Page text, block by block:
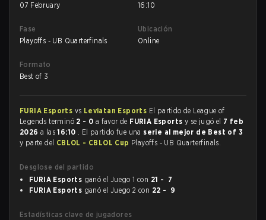
07 February
16:10
Fase
Playoffs - UB Quarterfinals
Ubicación
Online
Formato
Best of 3
FURIA Esports vs Leviatan Esports El partido de League of
Legends terminó 2 - 0 a favor de FURIA Esports y se jugó el 7 feb
2026 a las16:10 . El partido fue una serie al mejor de Best of 3
y parte del CBLOL - CBLOL Cup Playoffs - UB Quarterfinals.
Desglose del partido
FURIA Esports ganó el Juego 1 con 21 - 7
FURIA Esports ganó el Juego 2 con 22 - 9
Estadísticas clave de jugadores